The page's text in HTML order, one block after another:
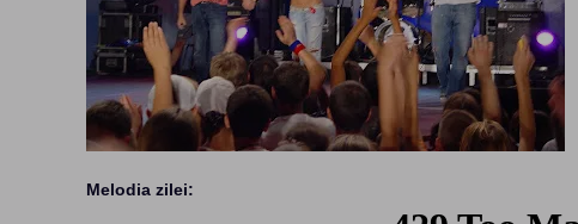
Melodia zilei: